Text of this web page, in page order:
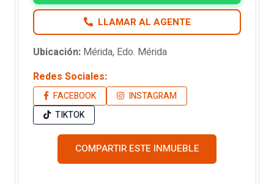
LLAMAR AL AGENTE
Ubicación: Mérida, Edo. Mérida
Redes Sociales:
FACEBOOK
INSTAGRAM
TIKTOK
COMPARTIR ESTE INMUEBLE